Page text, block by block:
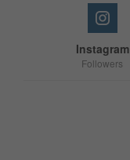
Instagram
Followers